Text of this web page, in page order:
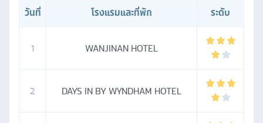
วันที่ โรงแรมและที่พัก ระดับ
1 WANJINAN HOTEL
2 DAYS IN BY WYNDHAM HOTEL